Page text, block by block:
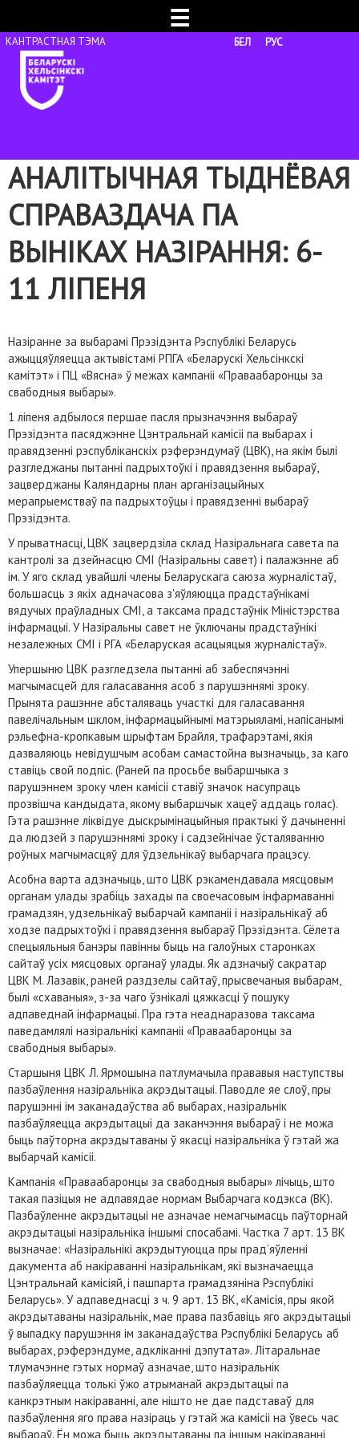
☰
БЕЛ РУС
АНАЛІТЫЧНАЯ ТЫДНЁВАЯ
СПРАВАЗДАЧА ПА
ВЫНІКАХ НАЗІРАННЯ: 6-
11 ЛІПЕНЯ
Назіранне за выбарамі Прэзідэнта Рэспублікі Беларусь
ажыццяўляецца актывістамі РПГА «Беларускі Хельсінкскі
камітэт» і ПЦ «Вясна» ў межах кампаніі «Праваабаронцы за
свабодныя выбары».
1 ліпеня адбылося першае пасля прызначэння выбараў
Прэзідэнта пасяджэнне Цэнтральнай камісіі па выбарах і
правядзенні рэспубліканскіх рэферэндумаў (ЦВК), на якім былі
разгледжаны пытанні падрыхтоўкі і правядзення выбараў,
зацверджаны Каляндарны план арганізацыйных
мерапрыемстваў па падрыхтоўцы і правядзенні выбараў
Прэзідэнта.
У прыватнасці, ЦВК зацвердзіла склад Назіральнага савета па
кантролі за дзейнасцю СМІ (Назіральны савет) і палажэнне аб
ім. У яго склад увайшлі члены Беларускага саюза журналістаў,
большасць з якіх адначасова з'яўляюцца прадстаўнікамі
вядучых праўладных СМІ, а таксама прадстаўнік Міністэрства
інфармацыі. У Назіральны савет не ўключаны прадстаўнікі
незалежных СМІ і РГА «Беларуская асацыяцыя журналістаў».
Упершыню ЦВК разгледзела пытанні аб забеспячэнні
магчымасцей для галасавання асоб з парушэннямі зроку.
Прынята рашэнне абсталяваць участкі для галасавання
павелічальным шклом, інфармацыйнымі матэрыяламі, напісанымі
рэльефна-кропкавым шрыфтам Брайля, трафарэтамі, якія
дазваляюць невідушчым асобам самастойна вызначыць, за каго
ставіць свой подпіс. (Раней па просьбе выбаршчыка з
парушэннем зроку член камісіі ставіў значок насупраць
прозвішча кандыдата, якому выбаршчык хацеў аддаць голас).
Гэта рашэнне ліквідуе дыскрымінацыйныя практыкі ў дачыненні
да людзей з парушэннямі зроку і садзейнічае ўсталяванню
роўных магчымасцяў для ўдзельнікаў выбарчага працэсу.
Асобна варта адзначыць, што ЦВК рэкамендавала мясцовым
органам улады зрабіць захады па своечасовым інфармаванні
грамадзян, удзельнікаў выбарчай кампаніі і назіральнікаў аб
ходзе падрыхтоўкі і правядзення выбараў Прэзідэнта. Сёлета
спецыяльныя банэры павінны быць на галоўных старонках
сайтаў усіх мясцовых органаў улады. Як адзначыў сакратар
ЦВК М. Лазавік, раней раздзелы сайтаў, прысвечаныя выбарам,
былі «схаваныя», з-за чаго ўзнікалі цяжкасці ў пошуку
адпаведнай інфармацыі. Пра гэта неаднаразова таксама
паведамлялі назіральнікі кампаніі «Праваабаронцы за
свабодныя выбары».
Старшыня ЦВК Л. Ярмошына патлумачыла прававыя наступствы
пазбаўлення назіральніка акрэдытацыі. Паводле яе слоў, пры
парушэнні ім заканадаўства аб выбарах, назіральнік
пазбаўляецца акрэдытацыі да заканчэння выбараў і не можа
быць паўторна акрэдытаваны ў якасці назіральніка ў гэтай жа
выбарчай камісіі.
Кампанія «Праваабаронцы за свабодныя выбары» лічыць, што
такая пазіцыя не адпавядае нормам Выбарчага кодэкса (ВК).
Пазбаўленне акрэдытацыі не азначае немагчымасць паўторнай
акрэдытацыі назіральніка іншымі спосабамі. Частка 7 арт. 13 ВК
вызначае: «Назіральнікі акрэдытуюцца пры прад’яўленні
дакумента аб накіраванні назіральнікам, які вызначаецца
Цэнтральнай камісіяй, і пашпарта грамадзяніна Рэспублікі
Беларусь». У адпаведнасці з ч. 9 арт. 13 ВК, «Камісія, пры якой
акрэдытаваны назіральнік, мае права пазбавіць яго акрэдытацыі
ў выпадку парушэння ім заканадаўства Рэспублікі Беларусь аб
выбарах, рэферэндуме, адклiканнi дэпутата». Літаральнае
тлумачэнне гэтых нормаў азначае, што назіральнік
пазбаўляецца толькі ўжо атрыманай акрэдытацыі па
канкрэтным накіраванні, але нішто не дае падставаў для
пазбаўлення яго права назіраць у гэтай жа камісіі на ўвесь час
выбараў. Ён можа быць акрэдытаваны па іншым накіраванні,